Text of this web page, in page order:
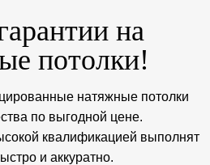
на
потолки!
натяжные потолки
по выгодной цене.
квалификацией выполнят
и аккуратно.